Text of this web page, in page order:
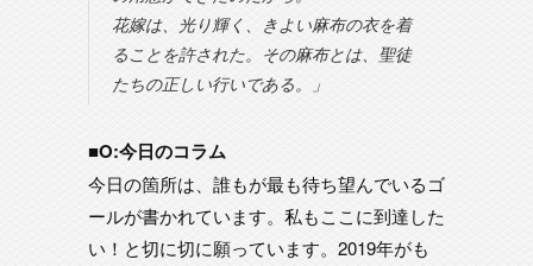
花嫁は、光り輝く、きよい麻布の衣を着
ることを許された。その麻布とは、聖徒
たちの正しい行いである。」
■O:今日のコラム
今日の箇所は、誰もが最も待ち望んでいるゴ
ールが書かれています。私もここに到達した
い！と切に切に願っています。2019年がも